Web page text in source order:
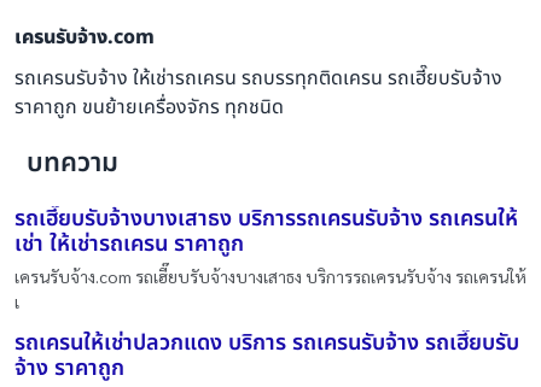
เครนรับจ้าง.com
รถเครนรับจ้าง ให้เช่ารถเครน รถบรรทุกติดเครน รถเฮี๊ยบรับจ้าง
ราคาถูก ขนย้ายเครื่องจักร ทุกชนิด
บทความ
รถเฮี๊ยบรับจ้างบางเสาธง บริการรถเครนรับจ้าง รถเครนให้
เช่า ให้เช่ารถเครน ราคาถูก
เครนรับจ้าง.com รถเฮี๊ยบรับจ้างบางเสาธง บริการรถเครนรับจ้าง รถเครนให้
เ
รถเครนให้เช่าปลวกแดง บริการ รถเครนรับจ้าง รถเฮี๊ยบรับ
จ้าง ราคาถูก